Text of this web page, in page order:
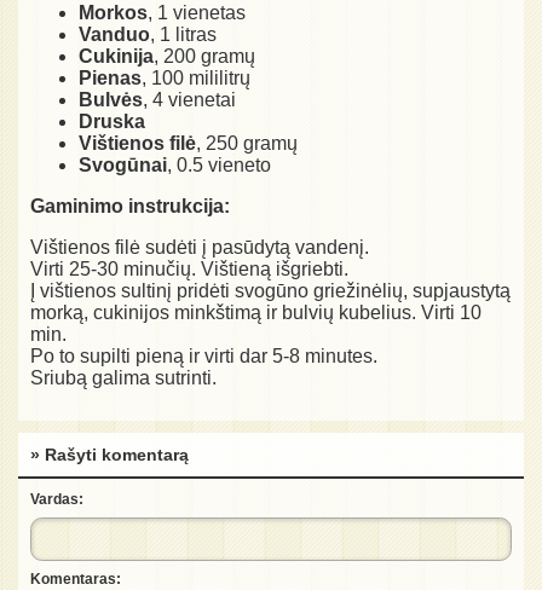
Morkos, 1 vienetas
Vanduo, 1 litras
Cukinija, 200 gramų
Pienas, 100 mililitrų
Bulvės, 4 vienetai
Druska
Vištienos filė, 250 gramų
Svogūnai, 0.5 vieneto
Gaminimo instrukcija:
Vištienos filė sudėti į pasūdytą vandenį.
Virti 25-30 minučių. Vištieną išgriebti.
Į vištienos sultinį pridėti svogūno griežinėlių, supjaustytą
morką, cukinijos minkštimą ir bulvių kubelius. Virti 10
min.
Po to supilti pieną ir virti dar 5-8 minutes.
Sriubą galima sutrinti.
» Rašyti komentarą
Vardas:
Komentaras: